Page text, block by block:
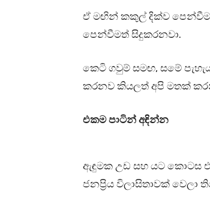
ඒ මඟින් කකුල් දික්ව පෙන්වීම,
පෙන්වීමත් සිදුකරනවා.
කෙටි ගවුම් සමඟ, සමේ
කරනව කියලත් අපි මතක්
එකම පාටින් අඳින්න
ඇඳුමක උඩ සහ යට කොටස
ජනප්‍රිය විලාසිතාවක්